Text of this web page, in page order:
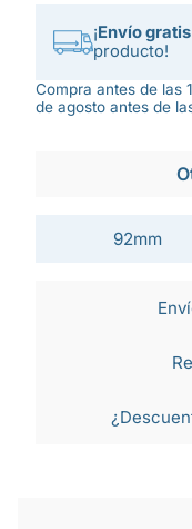
¡Envío gratis
producto!
Compra antes de las
de agosto antes de
92mm